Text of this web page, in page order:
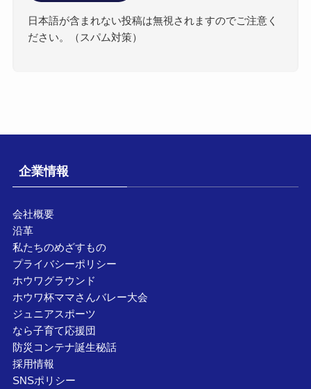
日本語が含まれない投稿は無視されますのでご注意く
ださい。（スパム対策）
企業情報
会社概要
沿革
私たちのめざすもの
プライバシーポリシー
ホウワグラウンド
ホウワ杯ママさんバレー大会
ジュニアスポーツ
なら子育て応援団
防災コンテナ誕生秘話
採用情報
SNSポリシー